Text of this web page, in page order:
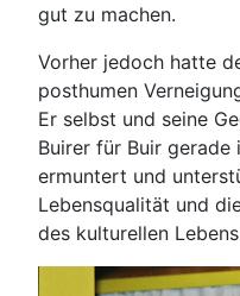
gut zu machen.
Vorher jedoch hatte
posthumen
Er selbst und seine
Buirer für Buir gerade
ermuntert und
Lebensqualität und
des kulturellen